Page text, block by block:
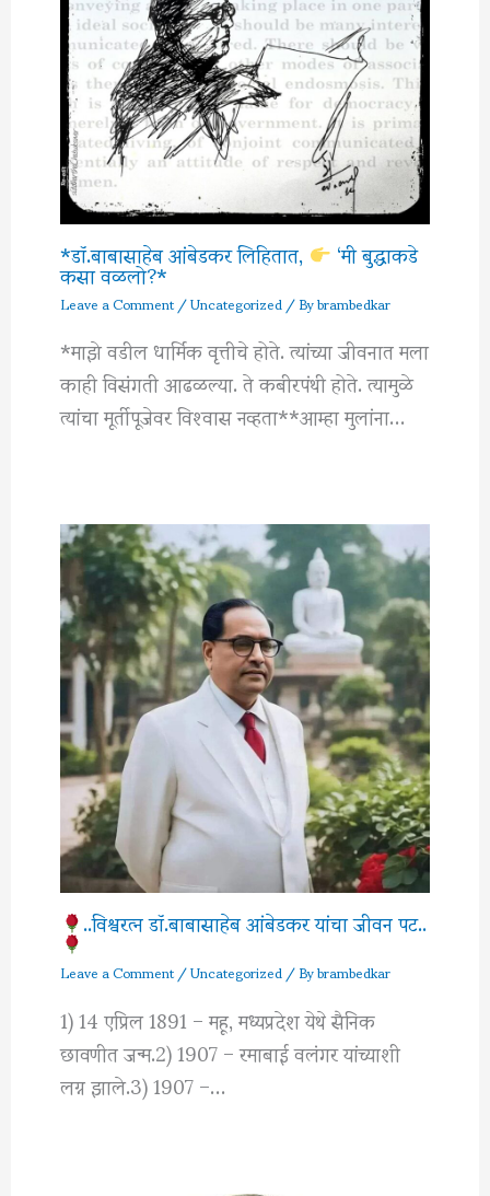
*डॉ.बाबासाहेब आंबेडकर लिहितात, ‘मी बुद्धाकडे
कसा वळलो?*
Leave a Comment/Uncategorized/ Bybrambedkar
*माझे वडील धार्मिक वृत्तीचे होते. त्यांच्या जीवनात मला
काही विसंगती आढळल्या. ते कबीरपंथी होते. त्यामुळे
त्यांचा मूर्तीपूजेवर विश्‍वास नव्हता**आम्हा मुलांना…
..विश्वरत्‍न डॉ.बाबासाहेब आंबेडकर यांचा जीवन पट..
Leave a Comment/Uncategorized/ Bybrambedkar
1) 14 एप्रिल 1891 – महू, मध्यप्रदेश येथे सैनिक
छावणीत जन्म.2) 1907 – रमाबाई वलंगर यांच्याशी
लग्न झाले.3) 1907 –…